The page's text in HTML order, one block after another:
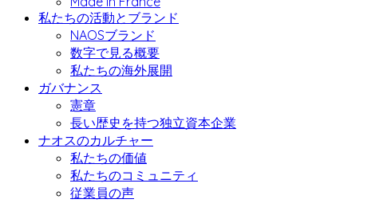
私たちの活動とブランド
NAOSブランド
数字で見る概要
私たちの海外展開
ガバナンス
憲章
長い歴史を持つ独立資本企業
ナオスのカルチャー
私たちの価値
私たちのコミュニティ
従業員の声